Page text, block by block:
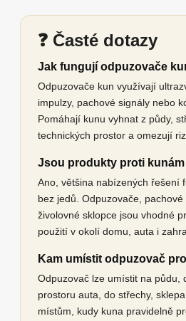
❓ Časté dotazy
Jak fungují odpuzovače
Odpuzovače kun využívají
impulzy, pachové signály nebo
Pomáhají kunu vyhnat z půdy,
technických prostor a omezují
Jsou produkty proti
Ano, většina nabízených řešení
bez jedů. Odpuzovače,
živolovné sklopce jsou vhodné
použití v okolí domu, auta i
Kam umístit odpuzovač
Odpuzovač lze umístit na půdu,
prostoru auta, do střechy,
místům, kudy kuna pravidelně